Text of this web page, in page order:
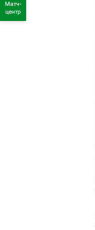
Матч-
центр